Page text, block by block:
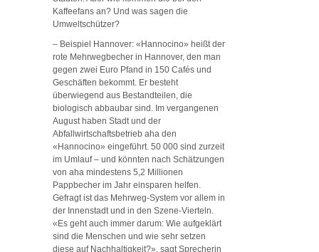
Kaffeefans an? Und was sagen die
Umweltschützer?
– Beispiel Hannover: «Hannocino» heißt der
rote Mehrwegbecher in Hannover, den man
gegen zwei Euro Pfand in 150 Cafés und
Geschäften bekommt. Er besteht
überwiegend aus Bestandteilen, die
biologisch abbaubar sind. Im vergangenen
August haben Stadt und der
Abfallwirtschaftsbetrieb aha den
«Hannocino» eingeführt. 50 000 sind zurzeit
im Umlauf – und könnten nach Schätzungen
von aha mindestens 5,2 Millionen
Pappbecher im Jahr einsparen helfen.
Gefragt ist das Mehrweg-System vor allem in
der Innenstadt und in den Szene-Vierteln.
«Es geht auch immer darum: Wie aufgeklärt
sind die Menschen und wie sehr setzen
diese auf Nachhaltigkeit?», sagt Sprecherin